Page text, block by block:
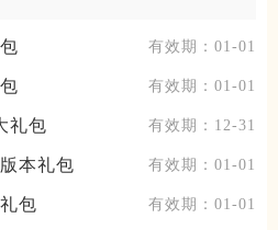
有效期：01-01
有效期：01-01
礼包 有效期：12-31
本礼包 有效期：01-01
包 有效期：01-01